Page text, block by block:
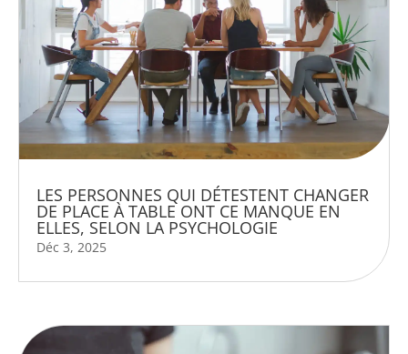
LES PERSONNES QUI DÉTESTENT CHANGER
DE PLACE À TABLE ONT CE MANQUE EN
ELLES, SELON LA PSYCHOLOGIE
Déc 3, 2025